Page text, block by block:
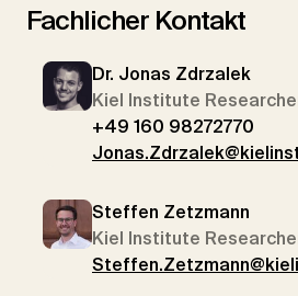
Fachlicher Kontakt
Dr. Jonas Zdrzalek
Kiel Institute
+49 160 98272770
Steffen Zetzmann
Kiel Institute